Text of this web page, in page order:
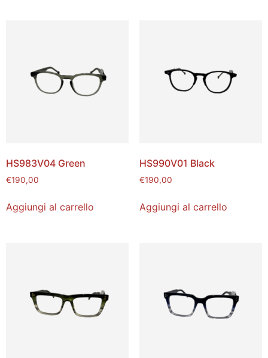
HS983V04 Green
€190,00
Aggiungi al carrello
HS990V01 Black
€190,00
Aggiungi al carrello